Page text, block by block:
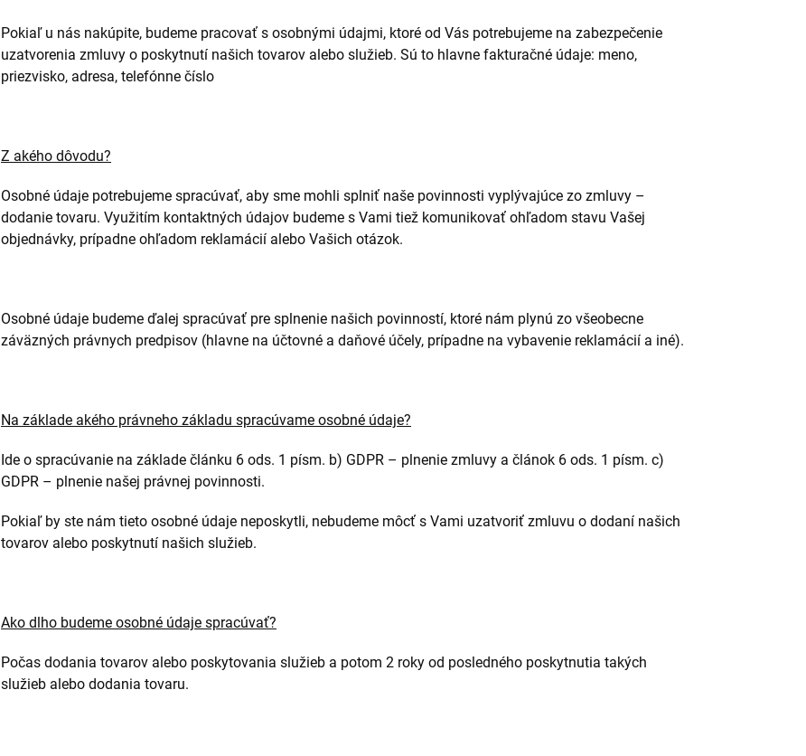
Pokiaľ u nás nakúpite, budeme pracovať s osobnými údajmi, ktoré od Vás potrebujeme na zabezpečenie
uzatvorenia zmluvy o poskytnutí našich tovarov alebo služieb. Sú to hlavne fakturačné údaje: meno,
priezvisko, adresa, telefónne číslo
Z akého dôvodu?
Osobné údaje potrebujeme spracúvať, aby sme mohli splniť naše povinnosti vyplývajúce zo zmluvy –
dodanie tovaru. Využitím kontaktných údajov budeme s Vami tiež komunikovať ohľadom stavu Vašej
objednávky, prípadne ohľadom reklamácií alebo Vašich otázok.
Osobné údaje budeme ďalej spracúvať pre splnenie našich povinností, ktoré nám plynú zo všeobecne
záväzných právnych predpisov (hlavne na účtovné a daňové účely, prípadne na vybavenie reklamácií a iné).
Na základe akého právneho základu spracúvame osobné údaje?
Ide o spracúvanie na základe článku 6 ods. 1 písm. b) GDPR – plnenie zmluvy a článok 6 ods. 1 písm. c)
GDPR – plnenie našej právnej povinnosti.
Pokiaľ by ste nám tieto osobné údaje neposkytli, nebudeme môcť s Vami uzatvoriť zmluvu o dodaní našich
tovarov alebo poskytnutí našich služieb.
Ako dlho budeme osobné údaje spracúvať?
Počas dodania tovarov alebo poskytovania služieb a potom 2 roky od posledného poskytnutia takých
služieb alebo dodania tovaru.